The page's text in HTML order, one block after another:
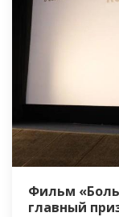
Фильм
главный